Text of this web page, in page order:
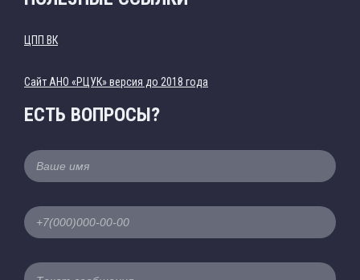
ЦПП ВК
Cайт АНО «РЦУК» версия до 2018 года
ЕСТЬ ВОПРОСЫ?